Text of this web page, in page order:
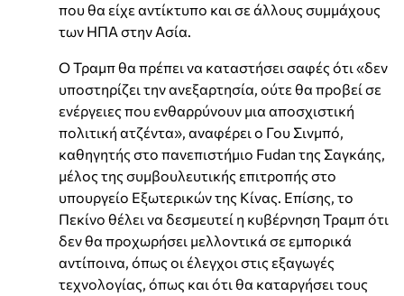
που θα είχε αντίκτυπο και σε άλλους συμμάχους
των ΗΠΑ στην Ασία.
Ο Τραμπ θα πρέπει να καταστήσει σαφές ότι «δεν
υποστηρίζει την ανεξαρτησία, ούτε θα προβεί σε
ενέργειες που ενθαρρύνουν μια αποσχιστική
πολιτική ατζέντα», αναφέρει ο Γου Σινμπό,
καθηγητής στο πανεπιστήμιο Fudan της Σαγκάης,
μέλος της συμβουλευτικής επιτροπής στο
υπουργείο Εξωτερικών της Κίνας. Επίσης, το
Πεκίνο θέλει να δεσμευτεί η κυβέρνηση Τραμπ ότι
δεν θα προχωρήσει μελλοντικά σε εμπορικά
αντίποινα, όπως οι έλεγχοι στις εξαγωγές
τεχνολογίας, όπως και ότι θα καταργήσει τους